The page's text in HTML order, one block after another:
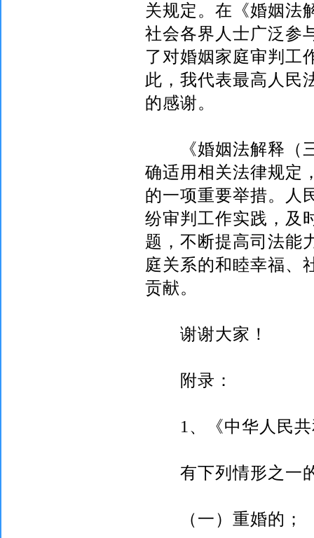
关规定。在《婚姻法
社会各界人士广泛参
了对婚姻家庭审判工
此，我代表最高人民
的感谢。
《婚姻法解释（三
确适用相关法律规定
的一项重要举措。人
纷审判工作实践，及
题，不断提高司法能
庭关系的和睦幸福、
贡献。
谢谢大家！
附录：
1 、《中华人民
有下列情形之一
（一）重婚的；